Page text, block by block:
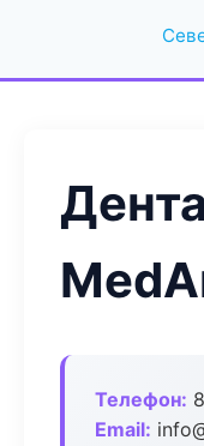
Телефон:
Email: